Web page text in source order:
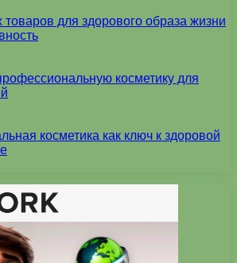
для здорового образа жизни
косметику для
косметика как ключ к здоровой